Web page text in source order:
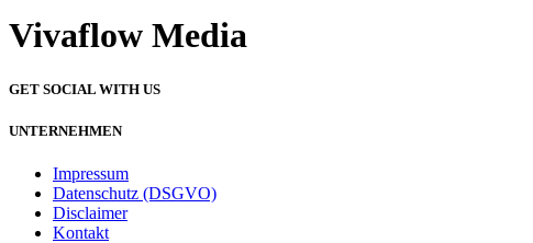
Vivaflow Media
GET SOCIAL WITH US
UNTERNEHMEN
Impressum
Datenschutz (DSGVO)
Disclaimer
Kontakt